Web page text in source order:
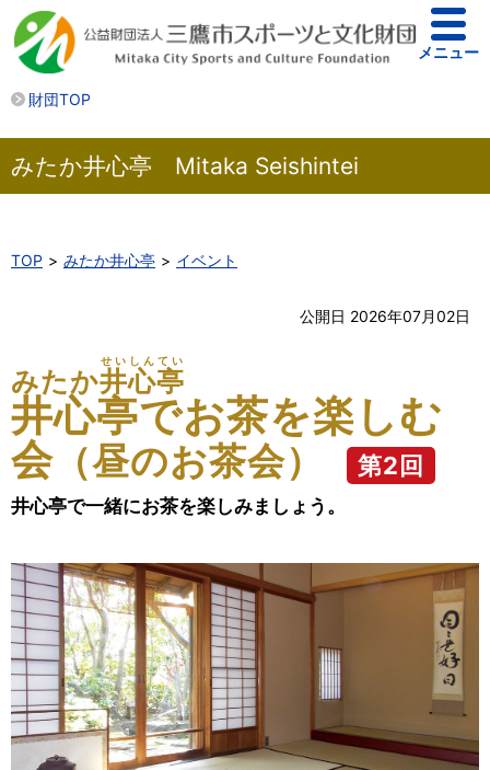
財団TOP
メニュー
みたか井心亭 Mitaka Seishintei
TOP みたか井心亭 イベント
公開日 2026年07月02日
みたか井心亭
せいしんてい
井心亭でお茶を楽しむ
会 （昼のお茶会） 第2回
井心亭で一緒にお茶を楽しみましょう。